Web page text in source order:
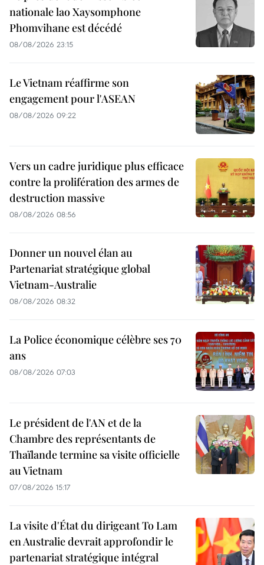
nationale lao Xaysomphone
Phomvihane est décédé
08/08/2026 23:15
Le Vietnam réaffirme son
engagement pour l'ASEAN
08/08/2026 09:22
Vers un cadre juridique plus efficace
contre la prolifération des armes de
destruction massive
08/08/2026 08:56
Donner un nouvel élan au
Partenariat stratégique global
Vietnam-Australie
08/08/2026 08:32
La Police économique célèbre ses 70
ans
08/08/2026 07:03
Le président de l'AN et de la
Chambre des représentants de
Thaïlande termine sa visite officielle
au Vietnam
07/08/2026 15:17
La visite d'État du dirigeant To Lam
en Australie devrait approfondir le
partenariat stratégique intégral